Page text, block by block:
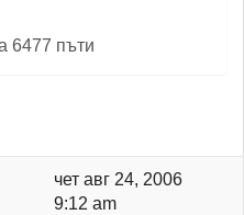
6477 пъти
чет авг 24, 2006
9:12 am